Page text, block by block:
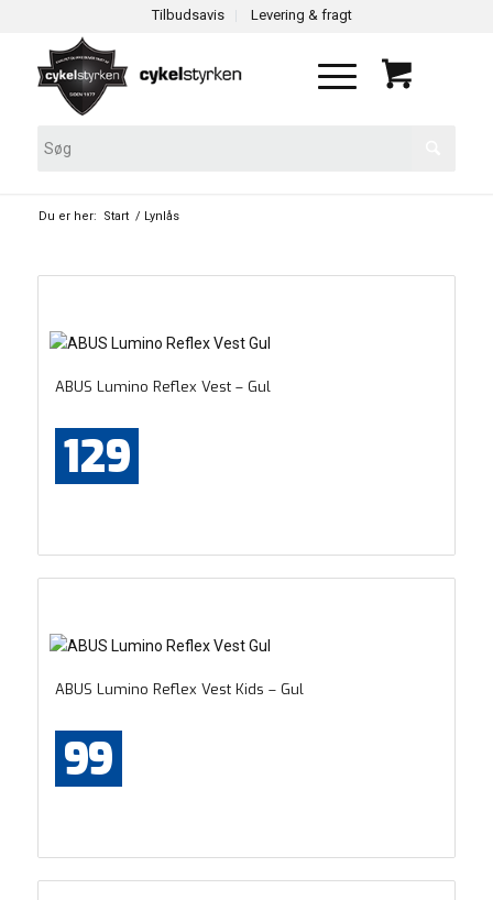
Tilbudsavis Levering & fragt
Du er her: Start / Lynlås
ABUS Lumino Reflex Vest – Gul
129
ABUS Lumino Reflex Vest Kids – Gul
99